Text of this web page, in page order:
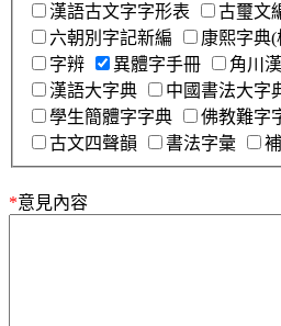
漢語古文字字形表
古璽文
六朝別字記新編
康熙字典
字辨
異體字手冊 角川
漢語大字典
中國書法大字
學生簡體字字典
佛教難字
古文四聲韻
書法字彙
*意見內容